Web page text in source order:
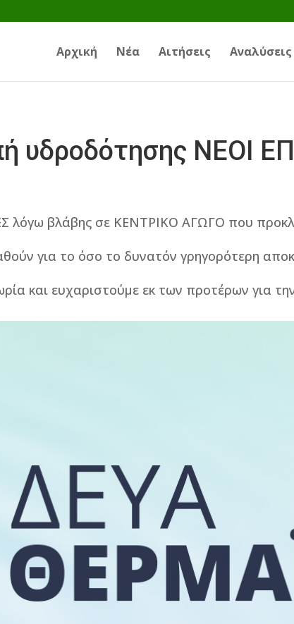
Αρχική Νέα Αιτήσεις Αναλύσεις
υδροδότησης ΝΕΟΙ
λόγω βλάβης σε ΚΕΝΤΡΙΚΟ ΑΓΩΓΟ που
για το όσο το δυνατόν γρηγορότερη
και ευχαριστούμε εκ των προτέρων για